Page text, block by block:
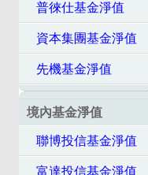
普徠仕基金淨值
資本集團基金淨值
先機基金淨值
境內基金淨值
聯博投信基金淨值
富達投信基金淨值